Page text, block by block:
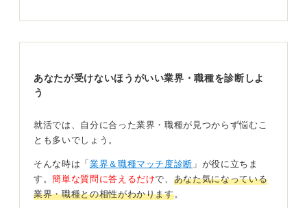
です。「楽そうだから」という動機ではないか、と採用
して、大学のこういう点で貢献したい」という具体的な
理由を準備しましょう。
情報収集や大学の仕事体験を通して自分の適性を見
よう
そのためには、志望する大学のホームページを隅々まで
読み込み、どのような仕事があるのかを深く理解するこ
とが不可欠です。
あなたが受けないほうがいい業界・職種を診断しよ
う
就活では、自分に合った業界・職種が見つからず悩むこ
とも多いでしょう。
そんな時は「 業界＆職種マッチ度診断 」が役に立ちま
す。簡単な質問に答えるだけで、 あなた気になっている
業界・職種との相性がわかります。